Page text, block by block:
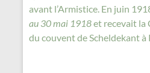
avant l’Armistice. En juin
au 30 mai 1918et recevait la
du couvent de Scheldekant